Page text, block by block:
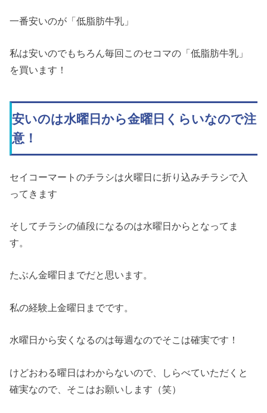
一番安いのが「低脂肪牛乳」
私は安いのでもちろん毎回このセコマの「低脂肪牛乳」
を買います！
安いのは水曜日から金曜日くらいなので注
意！
セイコーマートのチラシは火曜日に折り込みチラシで入
ってきます
そしてチラシの値段になるのは水曜日からとなってま
す。
たぶん金曜日までだと思います。
私の経験上金曜日までです。
水曜日から安くなるのは毎週なのでそこは確実です！
けどおわる曜日はわからないので、しらべていただくと
確実なので、そこはお願いします（笑）